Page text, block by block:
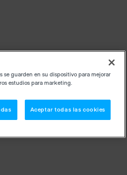
se guarden en su dispositivo para mejorar
estudios para marketing.
Aceptar todas las cookies